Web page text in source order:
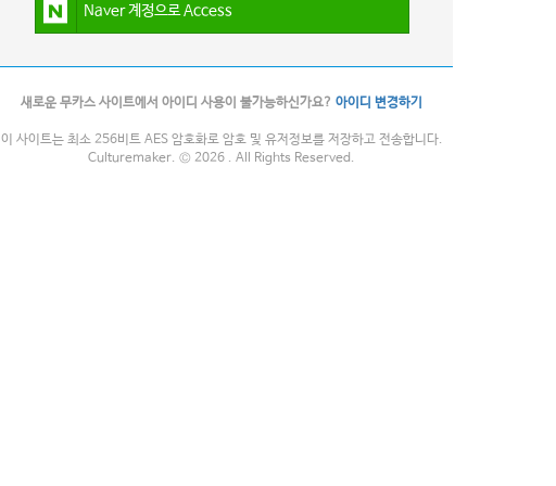
Naver 계정으로 Access
새로운 무카스 사이트에서 아이디 사용이 불가능하신가요? 아이디 변경하기
이 사이트는 최소 256비트 AES 암호화로 암호 및 유저정보를 저장하고 전송합니다.
Culturemaker. © 2026 . All Rights Reserved.